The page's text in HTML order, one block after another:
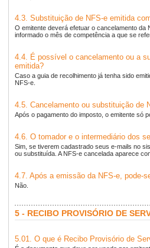
4.3. Substituição de NFS-e emitida
O emitente deverá efetuar o cancelamento
informado o mês de competência a que se
4.4. É possível o cancelamento ou a
emitida?
Caso a guia de recolhimento já tenha sido
NFS-e.
4.5. Cancelamento ou substituição de
Após o pagamento do imposto, o emitente só
4.6. O tomador e o intermediário dos
Sim, se tiverem cadastrado seus e-mails no
ou substituída. A NFS-e cancelada aparece
4.7. Após a emissão da NFS-e, pode-
Não.
5 - RECIBO PROVISÓRIO DE
5.01. O que é Recibo Provisório de